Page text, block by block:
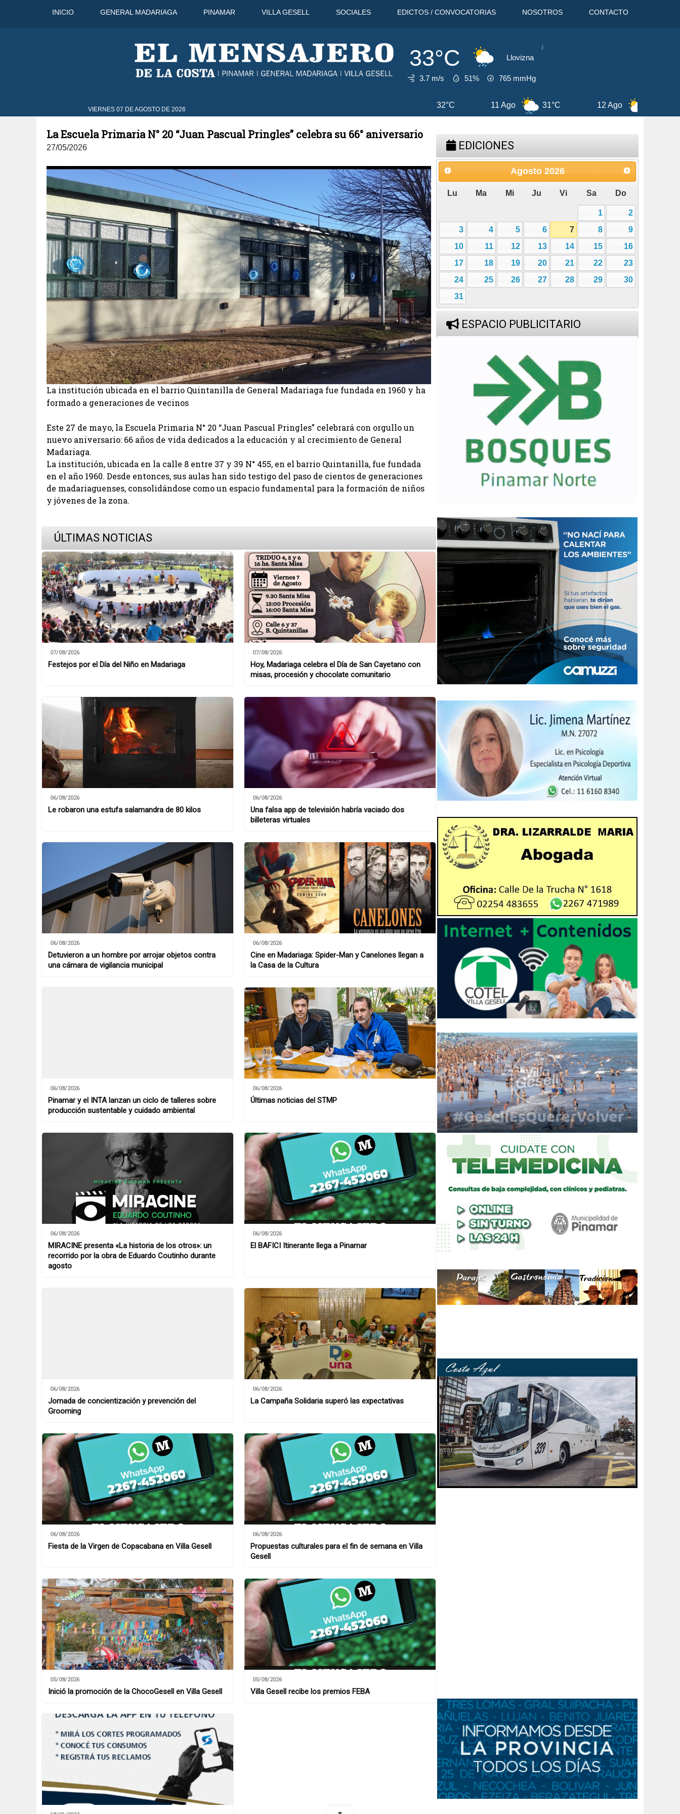
INICIO GENERAL MADARIAGA PINAMAR VILLA GESELL SOCIALES EDICTOS / CONVOCATORIAS NOSOTROS CONTACTO
33°C Llovizna
3.7 m/s 51% 765 mmHg
VIERNES 07 DE AGOSTO DE 2026
31°C 9 Ago 32°C 12 Ago 29°C 13 Ago 29°C
La Escuela Primaria N° 20 “Juan Pascual Pringles” celebra su 66° aniversario
27/05/2026
La institución ubicada en el barrio Quintanilla de General Madariaga fue fundada en 1960 y ha
formado a generaciones de vecinos
Este 27 de mayo, la Escuela Primaria N° 20 “Juan Pascual Pringles” celebrará con orgullo un
nuevo aniversario: 66 años de vida dedicados a la educación y al crecimiento de General
Madariaga.
La institución, ubicada en la calle 8 entre 37 y 39 N° 455, en el barrio Quintanilla, fue fundada
en el año 1960. Desde entonces, sus aulas han sido testigo del paso de cientos de generaciones
de madariaguenses, consolidándose como un espacio fundamental para la formación de niños
y jóvenes de la zona.
ÚLTIMAS NOTICIAS
07/08/2026
Festejos por el Día del Niño en Madariaga
07/08/2026
Hoy, Madariaga celebra el Día de San Cayetano con
misas, procesión y chocolate comunitario
06/08/2026
Le robaron una estufa salamandra de 80 kilos
06/08/2026
Una falsa app de televisión habría vaciado dos
billeteras virtuales
06/08/2026
Detuvieron a un hombre por arrojar objetos contra
una cámara de vigilancia municipal
06/08/2026
Cine en Madariaga: Spider-Man y Canelones llegan a
la Casa de la Cultura
06/08/2026
Pinamar y el INTA lanzan un ciclo de talleres sobre
producción sustentable y cuidado ambiental
06/08/2026
Últimas noticias del STMP
06/08/2026
MIRACINE presenta «La historia de los otros»: un
recorrido por la obra de Eduardo Coutinho durante
agosto
06/08/2026
El BAFICI Itinerante llega a Pinamar
06/08/2026
Jornada de concientización y prevención del
Grooming
06/08/2026
La Campaña Solidaria superó las expectativas
06/08/2026
Fiesta de la Virgen de Copacabana en Villa Gesell
06/08/2026
Propuestas culturales para el fin de semana en Villa
Gesell
05/08/2026
Inició la promoción de la ChocoGesell en Villa Gesell
05/08/2026
Villa Gesell recibe los premios FEBA
EDICIONES
Agosto 2026
Lu Ma Mi Ju Vi Sa Do
1
2
3
4 5 6 7 8
9
10
11 12 13 14 15
16
17
18 19 20 21 22
23
24
25 26 27 28 29
30
31
ESPACIO PUBLICITARIO